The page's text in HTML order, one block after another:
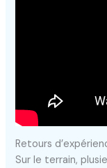
Retours
Sur le terrain,